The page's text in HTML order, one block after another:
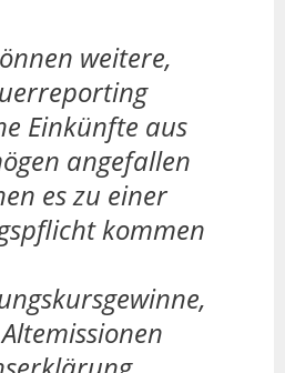
weitere,
Einkünfte aus
angefallen
es zu einer
kommen